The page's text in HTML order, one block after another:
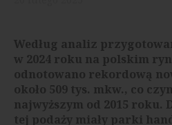
Według analiz
w 2024 roku na polskim
odnotowano rekordową
około 509 tys. mkw., co
najwyższym od 2015 roku.
tej podaży miały parki